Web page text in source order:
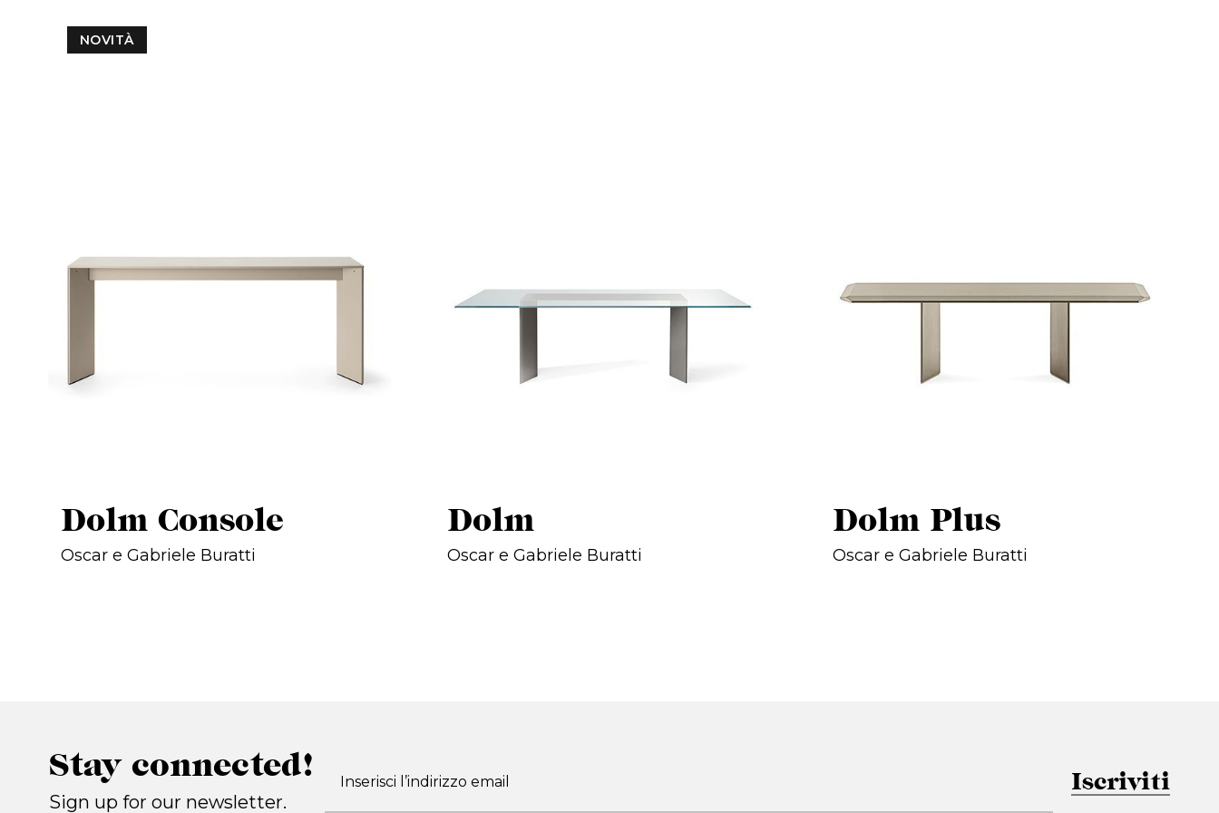
NOVITÀ
Dolm Console
Oscar e Gabriele Buratti
Dolm
Oscar e Gabriele Buratti
Dolm Plus
Oscar e Gabriele Buratti
Stay connected!
Sign up for our newsletter.
Iscriviti